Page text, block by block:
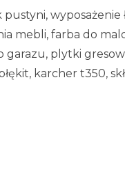
pustyni,
mebli, farba do
garazu, plytki
karcher t350,